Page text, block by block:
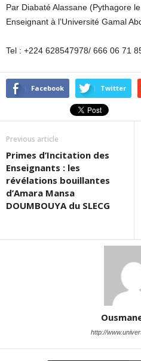
Par Diabaté Alassane (Pythagore
Enseignant à l’Université Gamal
Tel : +224 628547978/ 666 06 71
Facebook Twitter
Previous article
Primes d’Incitation des
Enseignants : les
révélations bouillantes
d’Amara Mansa
DOUMBOUYA du SLECG
http://